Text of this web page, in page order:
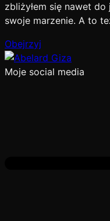
zbliżyłem się nawet do
swoje marzenie. A to
Obejrzyj
Moje social media